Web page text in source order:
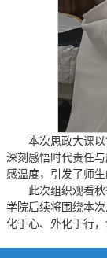
本次思政大课
深刻感悟时代责任
感温度，引发了师
此次组织观看
学院后续将围绕本
化于心、外化于行